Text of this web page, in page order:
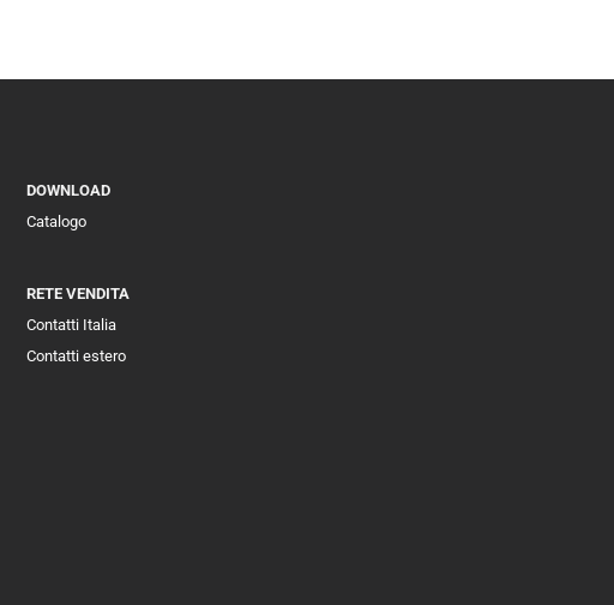
DOWNLOAD
Catalogo
RETE VENDITA
Contatti Italia
Contatti estero